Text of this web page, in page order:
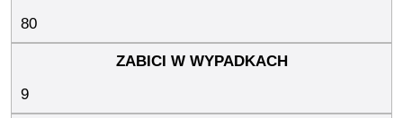
80
9